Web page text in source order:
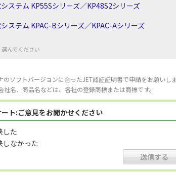
ステム KP55Sシリーズ／KP48S2シリーズ
ステム KPAC-Bシリーズ／KPAC-Aシリーズ
んでください
ソフトバージョンに合ったJET認証証明書で申請をお願いしま
名、商品名などは、各社の登録商標または商標です。
ート:ご意見をお聞かせください
した
しなかった